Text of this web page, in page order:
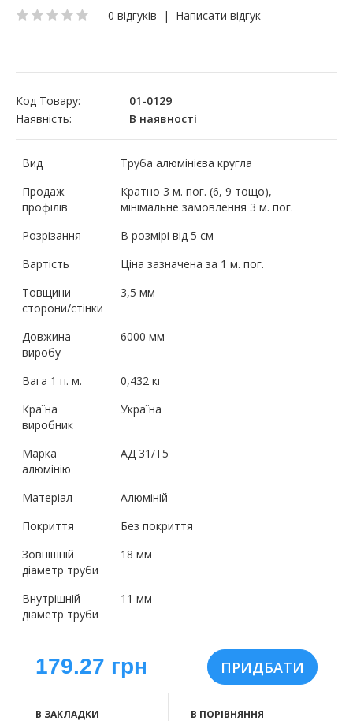
0 відгуків | Написати відгук
Код Товару:
01-0129
Наявність:
В наявності
Вид
Труба алюмінієва кругла
Продаж
профілів
Кратно 3 м. пог. (6, 9 тощо),
мінімальне замовлення 3 м. пог.
Розрізання
В розмірі від 5 см
Вартість
Ціна зазначена за 1 м. пог.
Товщини
сторони/стінки
3,5 мм
Довжина
виробу
6000 мм
Вага 1 п. м.
0,432 кг
Країна
виробник
Україна
Марка
алюмінію
АД 31/Т5
Матеріал
Алюміній
Покриття
Без покриття
Зовнішній
діаметр труби
18 мм
Внутрішній
діаметр труби
11 мм
179.27 грн
В ЗАКЛАДКИ В ПОРІВНЯННЯ